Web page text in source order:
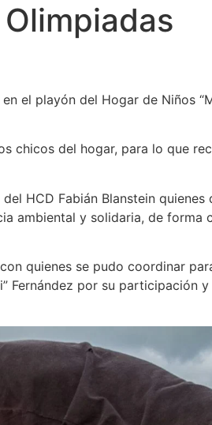
el playón del Hogar de Niños
chicos del hogar, para lo que
HCD Fabián Blanstein quienes
ambiental y solidaria, de forma
quienes se pudo coordinar
Fernández por su participación